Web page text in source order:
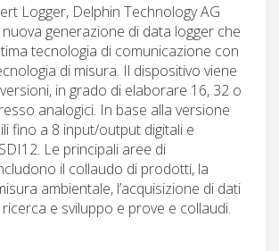
Logger, Delphin Technology AG
generazione di data logger che
tecnologia di comunicazione con
di misura. Il dispositivo viene
in grado di elaborare 16, 32 o
analogici. In base alla versione
fino a 8 input/output digitali e
Le principali aree di
il collaudo di prodotti, la
ambientale, l’acquisizione di dati
e sviluppo e prove e collaudi.